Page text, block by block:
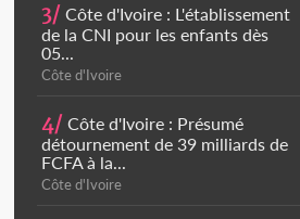
3/ Côte d'Ivoire : L'établissement
de la CNI pour les enfants dès
05...
Côte d'Ivoire
4/ Côte d'Ivoire : Présumé
détournement de 39 milliards de
FCFA à la...
Côte d'Ivoire